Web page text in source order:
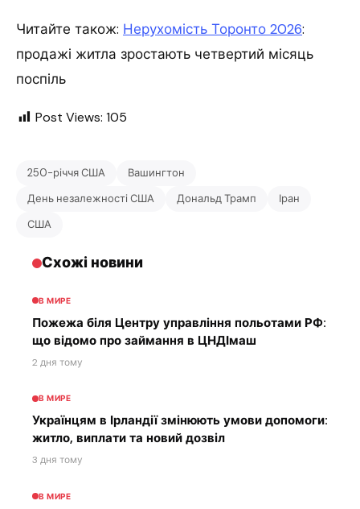
Читайте також: Нерухомість Торонто 2026:
продажі житла зростають четвертий місяць
поспіль
Post Views: 105
250-річчя США
Вашингтон
День незалежності США
Дональд Трамп
Іран
США
Схожі новини
В МИРЕ
Пожежа біля Центру управління польотами РФ:
що відомо про займання в ЦНДІмаш
2 дня тому
В МИРЕ
Українцям в Ірландії змінюють умови допомоги:
житло, виплати та новий дозвіл
3 дня тому
В МИРЕ